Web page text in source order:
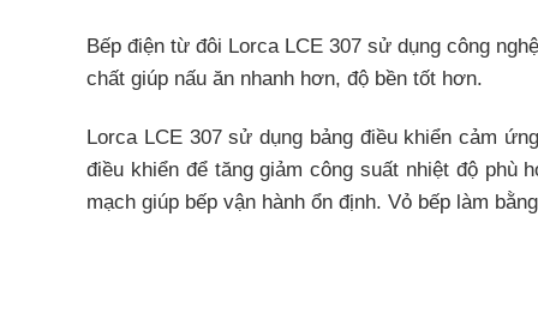
Bếp điện từ đôi Lorca LCE 307 sử dụng công
chất giúp nấu ăn nhanh hơn, độ bền tốt hơn.
Lorca LCE 307 sử dụng bảng điều khiển cảm
điều khiển để tăng giảm công suất nhiệt độ phù
mạch giúp bếp vận hành ổn định. Vỏ bếp làm
Tính năng an toàn giúp